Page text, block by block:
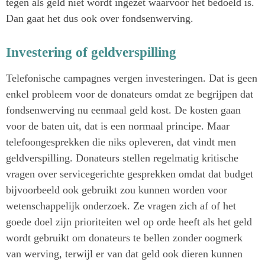
Dan gaat het dus ook over fondsenwerving.
Investering of geldverspilling
Telefonische campagnes vergen investeringen. Dat is geen
enkel probleem voor de donateurs omdat ze begrijpen dat
fondsenwerving nu eenmaal geld kost. De kosten gaan
voor de baten uit, dat is een normaal principe. Maar
telefoongesprekken die niks opleveren, dat vindt men
geldverspilling. Donateurs stellen regelmatig kritische
vragen over servicegerichte gesprekken omdat dat budget
bijvoorbeeld ook gebruikt zou kunnen worden voor
wetenschappelijk onderzoek. Ze vragen zich af of het
goede doel zijn prioriteiten wel op orde heeft als het geld
wordt gebruikt om donateurs te bellen zonder oogmerk
van werving, terwijl er van dat geld ook dieren kunnen